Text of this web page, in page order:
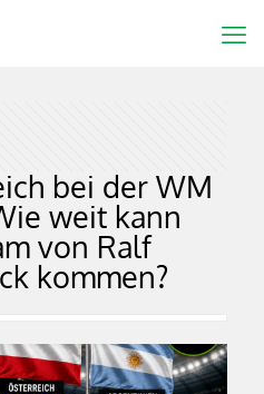
bei der WM
weit kann
von Ralf
kommen?